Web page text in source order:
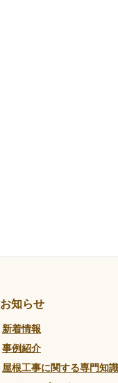
お知らせ
新着情報
事例紹介
屋根工事に関する専門知識